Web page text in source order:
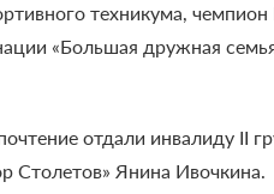
техникума,
«Большая дружная
отдали инвалиду
Столетов» Янина Ивочкина.